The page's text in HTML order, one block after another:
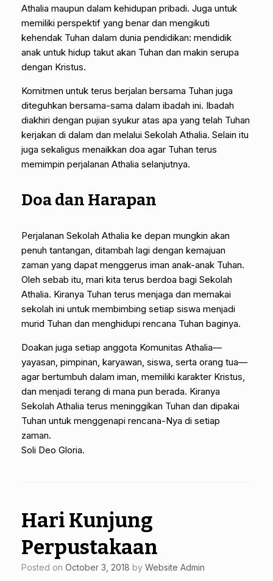
Athalia maupun dalam kehidupan pribadi. Juga untuk
memiliki perspektif yang benar dan mengikuti
kehendak Tuhan dalam dunia pendidikan: mendidik
anak untuk hidup takut akan Tuhan dan makin serupa
dengan Kristus.
Komitmen untuk terus berjalan bersama Tuhan juga
diteguhkan bersama-sama dalam ibadah ini. Ibadah
diakhiri dengan pujian syukur atas apa yang telah Tuhan
kerjakan di dalam dan melalui Sekolah Athalia. Selain itu
juga sekaligus menaikkan doa agar Tuhan terus
memimpin perjalanan Athalia selanjutnya.
Doa dan Harapan
Perjalanan Sekolah Athalia ke depan mungkin akan
penuh tantangan, ditambah lagi dengan kemajuan
zaman yang dapat menggerus iman anak-anak Tuhan.
Oleh sebab itu, mari kita terus berdoa bagi Sekolah
Athalia. Kiranya Tuhan terus menjaga dan memakai
sekolah ini untuk membimbing setiap siswa menjadi
murid Tuhan dan menghidupi rencana Tuhan baginya.
Doakan juga setiap anggota Komunitas Athalia—
yayasan, pimpinan, karyawan, siswa, serta orang tua—
agar bertumbuh dalam iman, memiliki karakter Kristus,
dan menjadi terang di mana pun berada. Kiranya
Sekolah Athalia terus meninggikan Tuhan dan dipakai
Tuhan untuk menggenapi rencana-Nya di setiap
zaman.
Soli Deo Gloria.
Hari Kunjung
Perpustakaan
Posted on October 3, 2018 by Website Admin